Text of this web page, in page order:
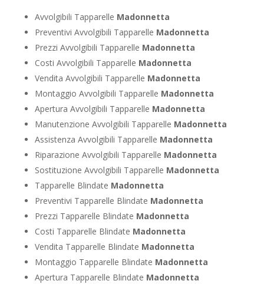
Avvolgibili Tapparelle Madonnetta
Preventivi Avvolgibili Tapparelle Madonnetta
Prezzi Avvolgibili Tapparelle Madonnetta
Costi Avvolgibili Tapparelle Madonnetta
Vendita Avvolgibili Tapparelle Madonnetta
Montaggio Avvolgibili Tapparelle Madonnetta
Apertura Avvolgibili Tapparelle Madonnetta
Manutenzione Avvolgibili Tapparelle Madonnetta
Assistenza Avvolgibili Tapparelle Madonnetta
Riparazione Avvolgibili Tapparelle Madonnetta
Sostituzione Avvolgibili Tapparelle Madonnetta
Tapparelle Blindate Madonnetta
Preventivi Tapparelle Blindate Madonnetta
Prezzi Tapparelle Blindate Madonnetta
Costi Tapparelle Blindate Madonnetta
Vendita Tapparelle Blindate Madonnetta
Montaggio Tapparelle Blindate Madonnetta
Apertura Tapparelle Blindate Madonnetta